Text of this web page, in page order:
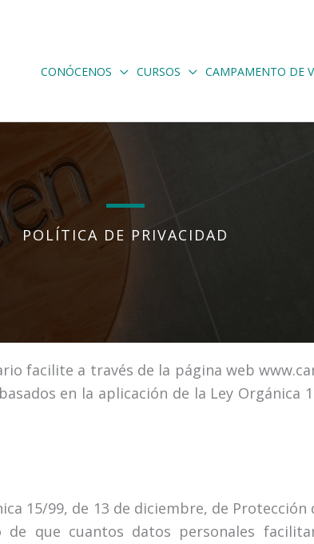
CONÓCENOS CURSOS CAMPAMENTO DE
POLÍTICA DE PRIVACIDAD
facilite a través de la página web
en la aplicación de la Ley Orgánica
15/99, de 13 de diciembre, de Protección
de que cuantos datos personales